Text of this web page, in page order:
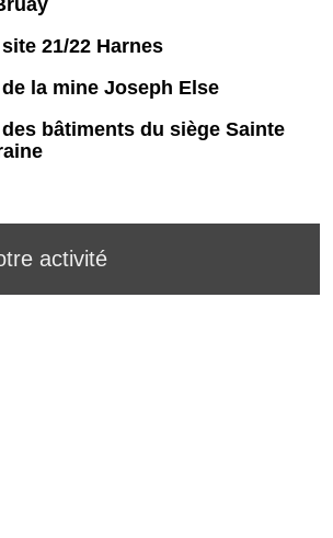
21/22 Harnes
la mine Joseph Else
bâtiments du siège Sainte
activité